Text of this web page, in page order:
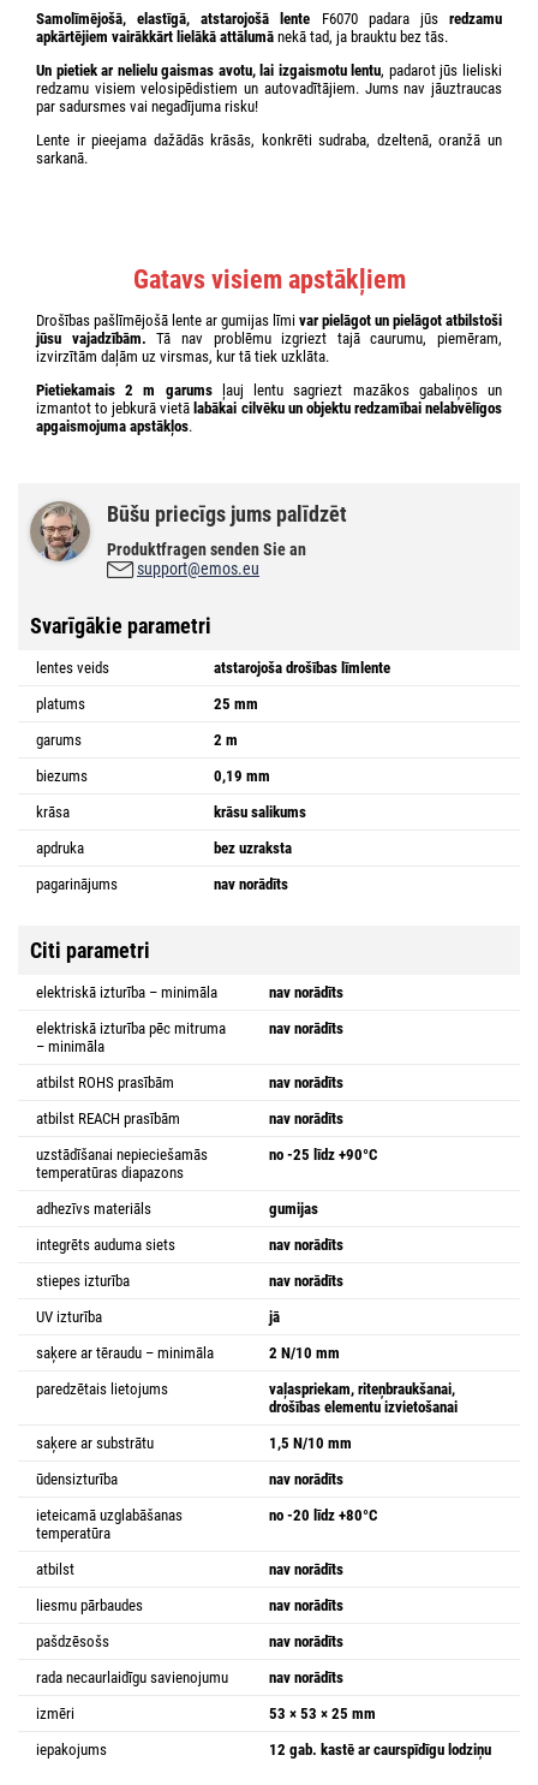
Samolīmējošā, elastīgā, atstarojošā lente F6070 padara jūsredzamu
apkārtējiem vairākkārt lielākā attālumā nekā tad, ja brauktu bez tās.
Un pietiek ar nelielu gaismas avotu, lai izgaismotu lentu, padarot jūs lieliski
redzamu visiem velosipēdistiem un autovadītājiem. Jums nav jāuztraucas
par sadursmes vai negadījuma risku!
Lente ir pieejama dažādās krāsās, konkrēti sudraba, dzeltenā, oranžā un
sarkanā.
Gatavs visiem apstākļiem
Drošības pašlīmējošā lente ar gumijas līmi var pielāgot un pielāgot atbilstoši
jūsu vajadzībām.Tā nav problēmu izgriezt tajā caurumu, piemēram,
izvirzītām daļām uz virsmas, kur tā tiek uzklāta.
Pietiekamais 2 m garumsļauj lentu sagriezt mazākos gabaliņos un
izmantot to jebkurā vietā labākai cilvēku un objektu redzamībai nelabvēlīgos
apgaismojuma apstākļos.
Būšu priecīgs jums palīdzēt
Produktfragen senden Sie an
support@emos.eu
Svarīgākie parametri
lentes veids
atstarojoša drošības līmlente
platums
25 mm
garums
2 m
biezums
0,19 mm
krāsa
krāsu salikums
apdruka
bez uzraksta
pagarinājums
nav norādīts
Citi parametri
elektriskā izturība – minimāla
nav norādīts
elektriskā izturība pēc mitruma
– minimāla
nav norādīts
atbilst ROHS prasībām
nav norādīts
atbilst REACH prasībām
nav norādīts
uzstādīšanai nepieciešamās
temperatūras diapazons
no -25 līdz +90°C
adhezīvs materiāls
gumijas
integrēts auduma siets
nav norādīts
stiepes izturība
nav norādīts
UV izturība
jā
saķere ar tēraudu – minimāla
2 N/10 mm
paredzētais lietojums
vaļaspriekam, riteņbraukšanai,
drošības elementu izvietošanai
saķere ar substrātu
1,5 N/10 mm
ūdensizturība
nav norādīts
ieteicamā uzglabāšanas
temperatūra
no -20 līdz +80°C
atbilst
nav norādīts
liesmu pārbaudes
nav norādīts
pašdzēsošs
nav norādīts
rada necaurlaidīgu savienojumu
nav norādīts
izmēri
53 × 53 × 25 mm
iepakojums
12 gab. kastē ar caurspīdīgu lodziņu